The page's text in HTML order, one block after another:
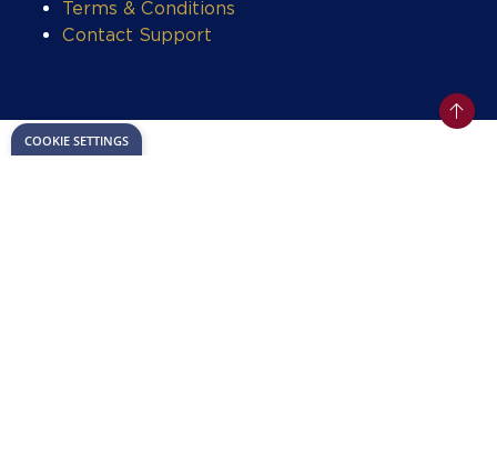
Contact Support